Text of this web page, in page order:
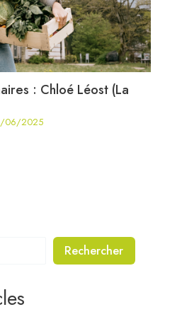
: Chloé Léost (La
06/2025
Rechercher